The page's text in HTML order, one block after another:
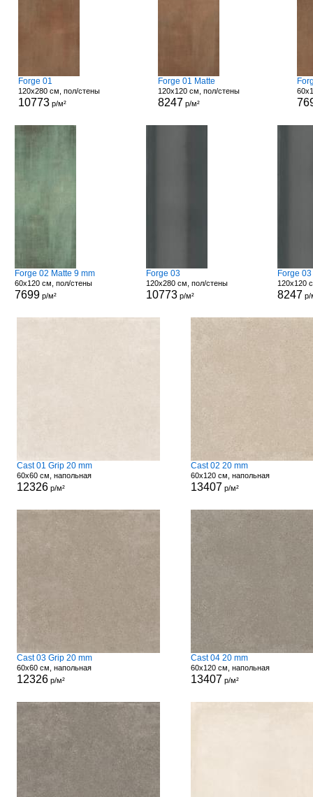
Forge 01
120x280 см, пол/стены
10773 р/м²
Forge 01 Matte
120x120 см, пол/стены
8247 р/м²
Forge 02 Matte 9 mm
60x120 см, пол/стены
7699р/м²
Forge 03
120x280 см, пол/стены
10773 р/м²
Forge
120x120
8247 р/
Cast 01 Grip 20 mm
60x60 см, напольная
12326р/м²
Cast 02 20 mm
60x120 см, напольная
13407 р/м²
Cast 03 Grip 20 mm
60x60 см, напольная
12326р/м²
Cast 04 20 mm
60x120 см, напольная
13407 р/м²